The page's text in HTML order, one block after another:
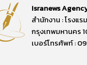
Isranews
สำนักงาน : โรงแ
กรุงเทพมหานคร
เบอร์โทรศัพท์ :